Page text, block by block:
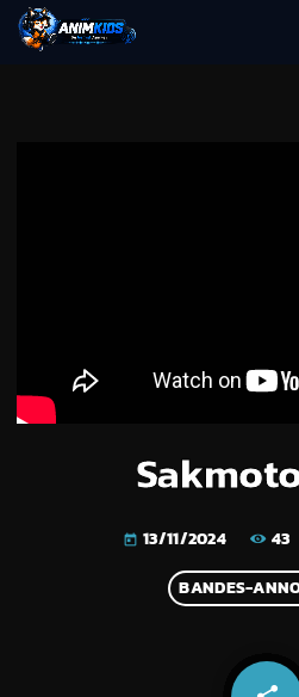
today 13/11/2024 43
BANDES-